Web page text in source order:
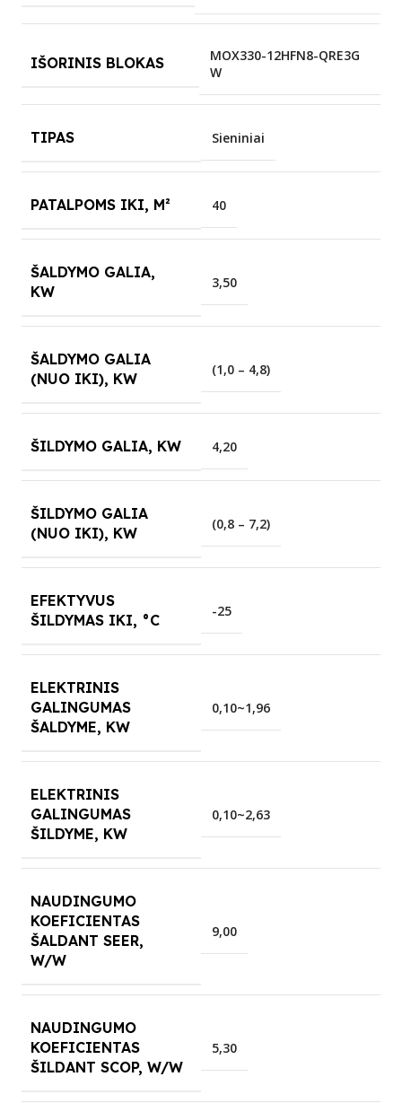
IŠORINIS BLOKAS
MOX330-12HFN8-QRE3G
W
TIPAS Sieniniai
PATALPOMS IKI, M² 40
ŠALDYMO GALIA,
KW
3,50
ŠALDYMO GALIA
(NUO IKI), KW
(1,0 – 4,8)
ŠILDYMO GALIA, KW 4,20
ŠILDYMO GALIA
(NUO IKI), KW
(0,8 – 7,2)
EFEKTYVUS
ŠILDYMAS IKI, °C
-25
ELEKTRINIS
GALINGUMAS
ŠALDYME, KW
0,10~1,96
ELEKTRINIS
GALINGUMAS
ŠILDYME, KW
0,10~2,63
NAUDINGUMO
KOEFICIENTAS
ŠALDANT SEER,
W/W
9,00
NAUDINGUMO
KOEFICIENTAS
ŠILDANT SCOP, W/W
5,30